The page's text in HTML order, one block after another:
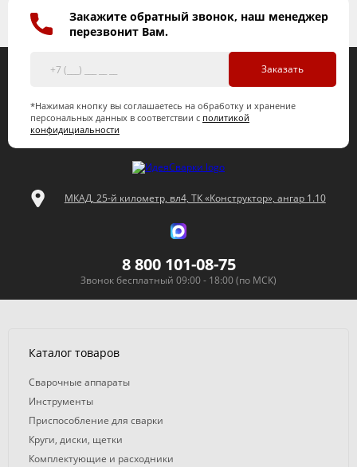
Закажите обратный звонок, наш менеджер
перезвонит Вам.
Заказать
*Нажимая кнопку вы соглашаетесь на обработку и хранение
персональных данных в соответствии с политикой
конфидициальности
МКАД, 25-й километр, вл4, ТК «Конструктор», ангар 1.10
8 800 101-08-75
Звонок бесплатный 09:00 - 18:00 (по МСК)
Каталог товаров
Сварочные аппараты
Инструменты
Приспособление для сварки
Круги, диски, щетки
Комплектующие и расходники